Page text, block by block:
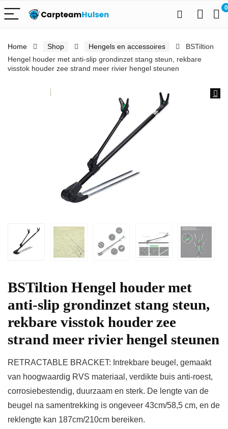
0
Home Shop Hengels en accessoires
BSTiltion
Hengel houder met anti-slip grondinzet stang steun, rekbare
visstok houder zee strand meer rivier hengel steunen
BSTiltion Hengel houder met
anti-slip grondinzet stang steun,
rekbare visstok houder zee
strand meer rivier hengel steunen
RETRACTABLE BRACKET: Intrekbare beugel, gemaakt
van hoogwaardig RVS materiaal, verdikte buis anti-roest,
corrosiebestendig, duurzaam en sterk. De lengte van de
beugel na samentrekking is ongeveer 43cm/58,5 cm, en de
reklengte kan 187cm/210cm bereiken.